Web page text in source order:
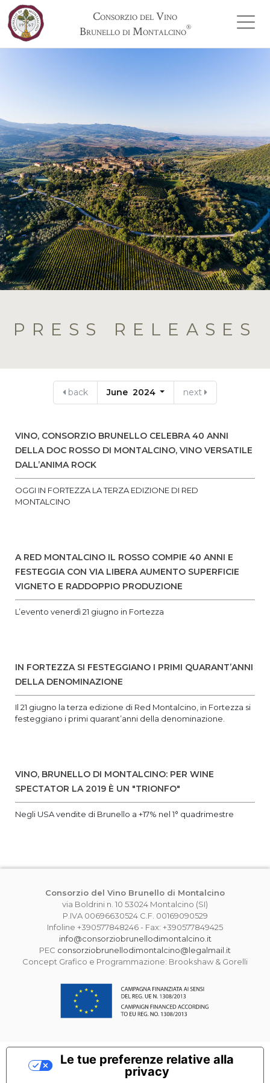
Consorzio del Vino
Brunello di Montalcino®
PRESS RELEASES
back June 2024 next
VINO, CONSORZIO BRUNELLO CELEBRA 40 ANNI
DELLA DOC ROSSO DI MONTALCINO, VINO VERSATILE
DALL’ANIMA ROCK
OGGI IN FORTEZZA LA TERZA EDIZIONE DI RED
MONTALCINO
A RED MONTALCINO IL ROSSO COMPIE 40 ANNI E
FESTEGGIA CON VIA LIBERA AUMENTO SUPERFICIE
VIGNETO E RADDOPPIO PRODUZIONE
L’evento venerdì 21 giugno in Fortezza
IN FORTEZZA SI FESTEGGIANO I PRIMI QUARANT’ANNI
DELLA DENOMINAZIONE
Il 21 giugno la terza edizione di Red Montalcino, in Fortezza si
festeggiano i primi quarant’anni della denominazione.
VINO, BRUNELLO DI MONTALCINO: PER WINE
SPECTATOR LA 2019 È UN "TRIONFO"
Negli USA vendite di Brunello a +17% nel 1° quadrimestre
Consorzio del Vino Brunello di Montalcino
via Boldrini n. 10 53024 Montalcino (SI)
P.IVA 00696630524 C.F. 00169090529
Infoline +390577848246 - Fax: +390577849425
info@consorziobrunellodimontalcino.it
PEC consorziobrunellodimontalcino@legalmail.it
Concept Grafico e Programmazione: Brookshaw & Gorelli
Le tue preferenze relative alla
privacy